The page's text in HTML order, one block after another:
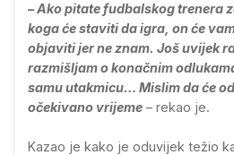
– Ako pitate fudbalskog trenera
koga će staviti da igra, on će
objaviti jer ne znam. Još uvijek
razmišljam o konačnim
samu utakmicu… Mislim da će
očekivano vrijeme – rekao je.
Kazao je kako je oduvijek težio